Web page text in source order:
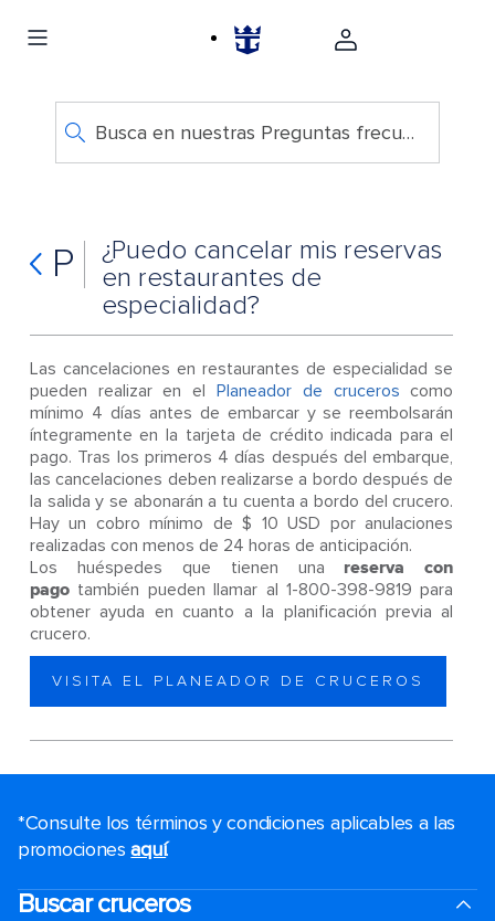
Busca en nuestras Preguntas frecuentes
P
¿Puedo cancelar mis reservas
en restaurantes de
especialidad?
Las cancelaciones en restaurantes de especialidad se
pueden realizar en elPlaneador de cruceros como
mínimo 4 días antes de embarcar y se reembolsarán
íntegramente en la tarjeta de crédito indicada para el
pago. Tras los primeros 4 días después del embarque,
las cancelaciones deben realizarse a bordo después de
la salida y se abonarán a tu cuenta a bordo del crucero.
Hay un cobro mínimo de $ 10 USD por anulaciones
realizadas con menos de 24 horas de anticipación.
Los huéspedes que tienen una reserva con
pago también pueden llamar al 1-800-398-9819 para
obtener ayuda en cuanto a la planificación previa al
crucero.
VISITA EL PLANEADOR DE CRUCEROS
*Consulte los términos y condiciones aplicables a las
promocionesaquí.
Buscar cruceros